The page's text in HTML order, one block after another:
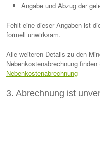
Angabe und Abzug der
Fehlt eine dieser Angaben ist
formell unwirksam.
Alle weiteren Details zu den
Nebenkostenabrechnung finden
Nebenkostenabrechnung
3. Abrechnung ist